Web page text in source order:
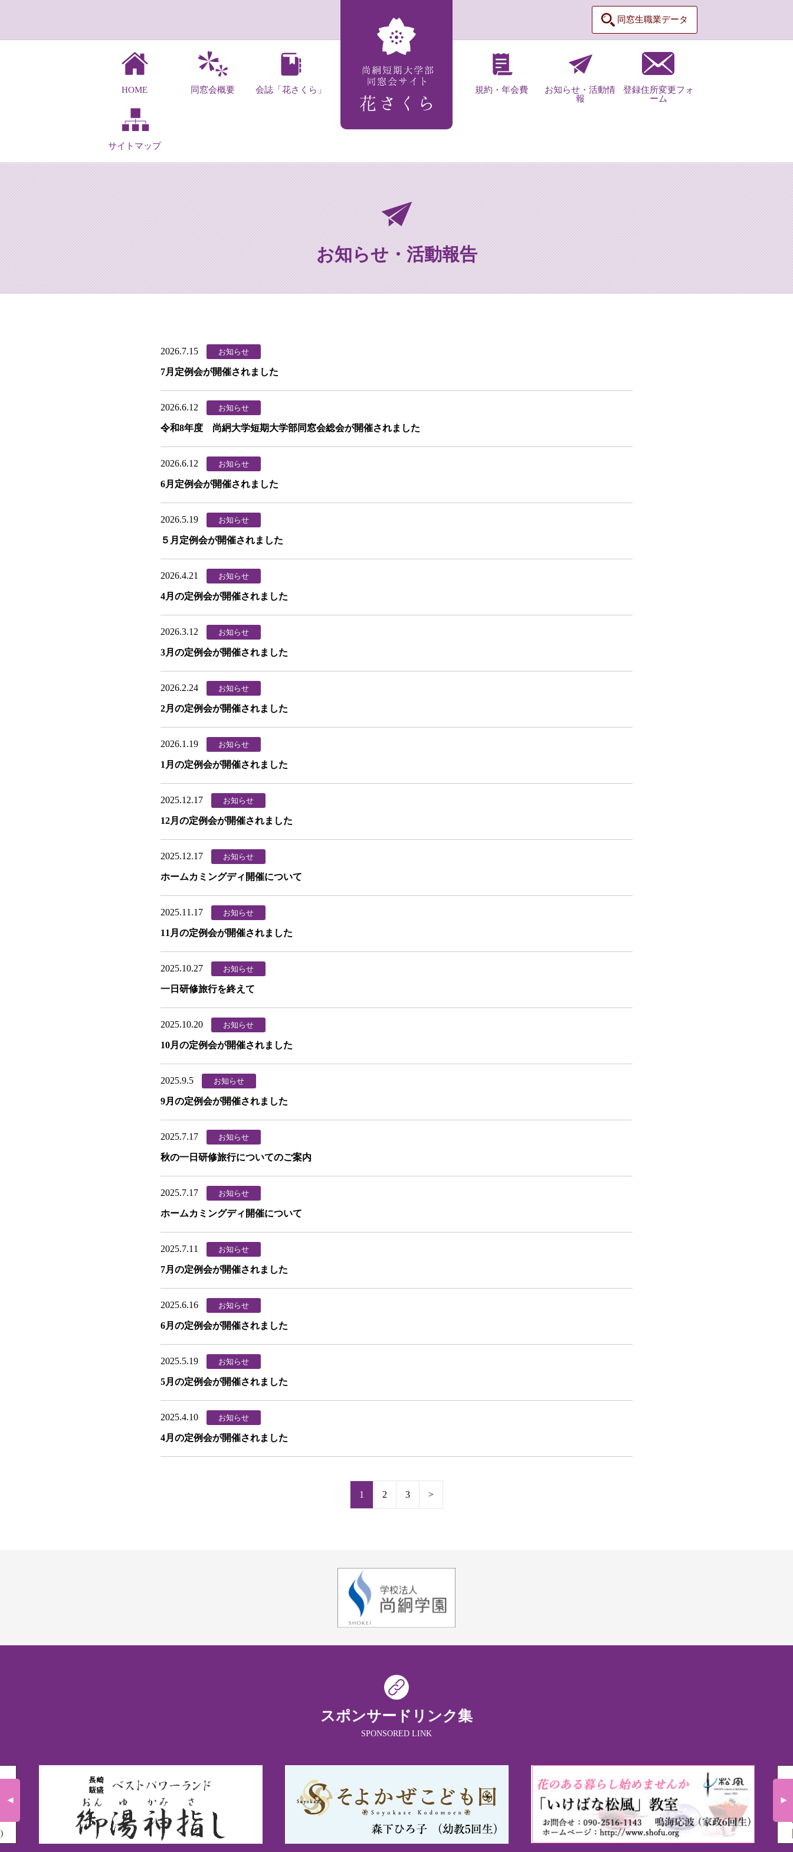
同窓生職業データ
HOME 同窓会概要 会誌「花さくら」 規約・年会費
お知らせ・活動情
報
登録住所変更フォ
ーム
サイトマップ
お知らせ・活動報告
2026.7.15 お知らせ
7月定例会が開催されました
2026.6.12 お知らせ
令和8年度 尚絅大学短期大学部同窓会総会が開催されました
2026.6.12 お知らせ
6月定例会が開催されました
2026.5.19 お知らせ
５月定例会が開催されました
2026.4.21 お知らせ
4月の定例会が開催されました
2026.3.12 お知らせ
3月の定例会が開催されました
2026.2.24 お知らせ
2月の定例会が開催されました
2026.1.19 お知らせ
1月の定例会が開催されました
2025.12.17 お知らせ
12月の定例会が開催されました
2025.12.17 お知らせ
ホームカミングディ開催について
2025.11.17 お知らせ
11月の定例会が開催されました
2025.10.27 お知らせ
一日研修旅行を終えて
2025.10.20 お知らせ
10月の定例会が開催されました
2025.9.5 お知らせ
9月の定例会が開催されました
2025.7.17 お知らせ
秋の一日研修旅行についてのご案内
2025.7.17 お知らせ
ホームカミングディ開催について
2025.7.11 お知らせ
7月の定例会が開催されました
2025.6.16 お知らせ
6月の定例会が開催されました
2025.5.19 お知らせ
5月の定例会が開催されました
2025.4.10 お知らせ
4月の定例会が開催されました
1 2 3 >
スポンサードリンク集
SPONSORED LINK